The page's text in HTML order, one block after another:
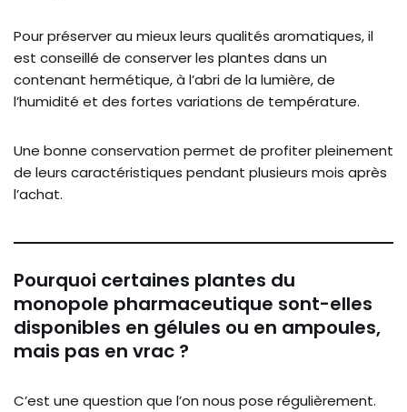
Pour préserver au mieux leurs qualités aromatiques, il
est conseillé de conserver les plantes dans un
contenant hermétique, à l’abri de la lumière, de
l’humidité et des fortes variations de température.
Une bonne conservation permet de profiter pleinement
de leurs caractéristiques pendant plusieurs mois après
l’achat.
Pourquoi certaines plantes du
monopole pharmaceutique sont-elles
disponibles en gélules ou en ampoules,
mais pas en vrac ?
C’est une question que l’on nous pose régulièrement.